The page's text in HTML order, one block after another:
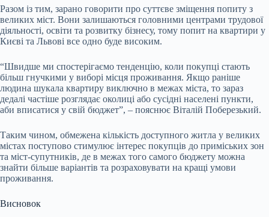
Разом із тим, зарано говорити про суттєве зміщення попиту з
великих міст. Вони залишаються головними центрами трудової
діяльності, освіти та розвитку бізнесу, тому попит на квартири у
Києві та Львові все одно буде високим.
“Швидше ми спостерігаємо тенденцію, коли покупці стають
більш гнучкими у виборі місця проживання. Якщо раніше
людина шукала квартиру виключно в межах міста, то зараз
дедалі частіше розглядає околиці або сусідні населені пункти,
аби вписатися у свій бюджет”, – пояснює Віталій Поберезький.
Таким чином, обмежена кількість доступного житла у великих
містах поступово стимулює інтерес покупців до приміських зон
та міст-супутників, де в межах того самого бюджету можна
знайти більше варіантів та розраховувати на кращі умови
проживання.
Висновок